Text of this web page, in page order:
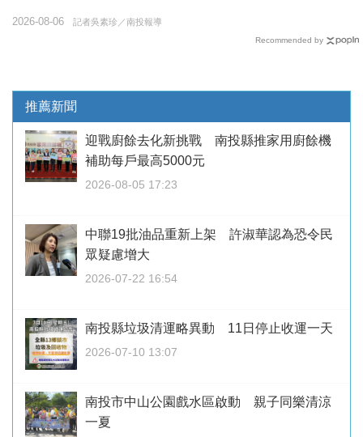
記者吳素珍／南投報導
2026-08-06
Recommended by
推薦新聞
迎戰廚餘去化新挑戰 南投縣推家用廚餘機
補助每戶最高5000元
2026-08-05 17:23
中聯19批油品重新上架 許淑華認為恐令民
眾疑慮增大
2026-07-22 16:54
南投縣垃圾清運略異動 11日停止收運一天
2026-07-10 13:07
南投市中山公園戲水區啟動 親子同樂清涼
一夏